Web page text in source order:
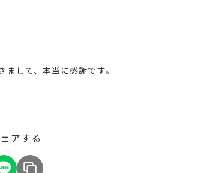
して、本当に感謝です。
アする